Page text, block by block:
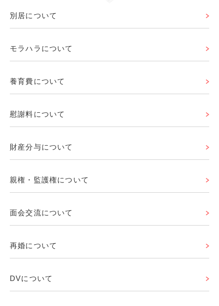
別居について
モラハラについて
養育費について
慰謝料について
財産分与について
親権・監護権について
面会交流について
再婚について
DVについて